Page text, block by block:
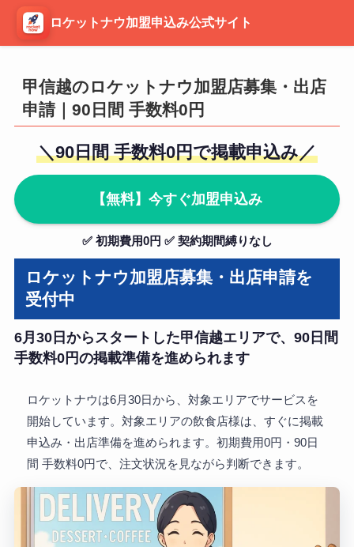
ロケットナウ加盟申込み公式サイト
甲信越のロケットナウ加盟店募集・出店
申請｜90日間 手数料0円
＼90日間 手数料0円で掲載申込み／
【無料】今すぐ加盟申込み
✅ 初期費用0円 ✅ 契約期間縛りなし
ロケットナウ加盟店募集・出店申請を
受付中
6月30日からスタートした甲信越エリアで、90日間
手数料0円の掲載準備を進められます
ロケットナウは6月30日から、対象エリアでサービスを
開始しています。対象エリアの飲食店様は、すぐに掲載
申込み・出店準備を進められます。初期費用0円・90日
間 手数料0円で、注文状況を見ながら判断できます。